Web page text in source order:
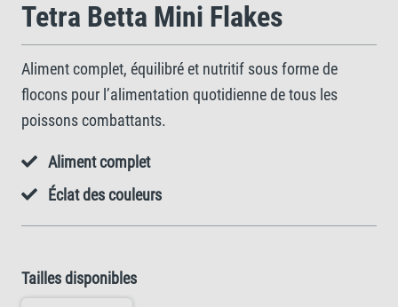
Tetra Betta Mini Flakes
Aliment complet, équilibré et nutritif sous forme de
flocons pour l’alimentation quotidienne de tous les
poissons combattants.
Aliment complet
Éclat des couleurs
Tailles disponibles